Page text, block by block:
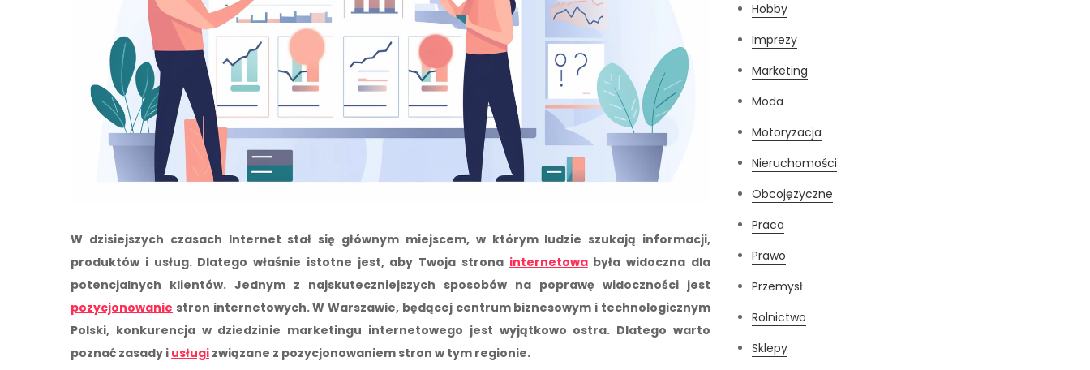
W dzisiejszych czasach Internet stał się głównym miejscem, w którym ludzie szukają informacji,
produktów i usług. Dlatego właśnie istotne jest, aby Twoja strona internetowabyła widoczna dla
potencjalnych klientów. Jednym z najskuteczniejszych sposobów na poprawę widoczności jest
pozycjonowanie stron internetowych. W Warszawie, będącej centrum biznesowym i technologicznym
Polski, konkurencja w dziedzinie marketingu internetowego jest wyjątkowo ostra. Dlatego warto
poznać zasady i usługi związane z pozycjonowaniem stron w tym regionie.
Hobby
Imprezy
Marketing
Moda
Motoryzacja
Nieruchomości
Obcojęzyczne
Praca
Prawo
Przemysł
Rolnictwo
Sklepy